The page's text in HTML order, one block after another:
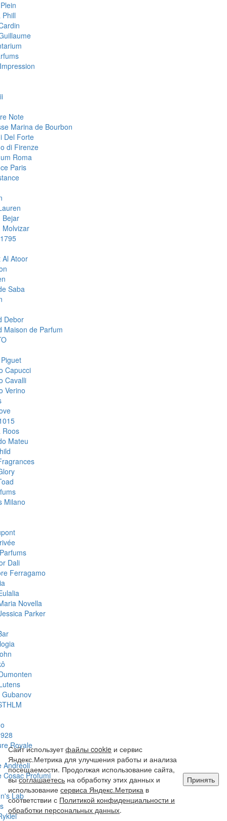
Phill
Note
Marina de Bourbon
Del Forte
di Firenze
Roma
Paris
Bejar
Molvizar
Al Atoor
Saba
Debor
Maison de Parfum
Capucci
Cavalli
Verino
Roos
Mateu
Milano
Dali
Ferragamo
Novella
Parker
Royale
Andreoli
Cosac Profumi
Lab
Сайт используетфайлы cookie и сервис
Яндекс.Метрика для улучшения работы и анализа
посещаемости. Продолжая использование сайта,
высоглашаетесь на обработку этих данных и
использованиесервиса Яндекс.Метрика в
соответствии с Политикой конфиденциальности и
обработки персональных данных.
Принять